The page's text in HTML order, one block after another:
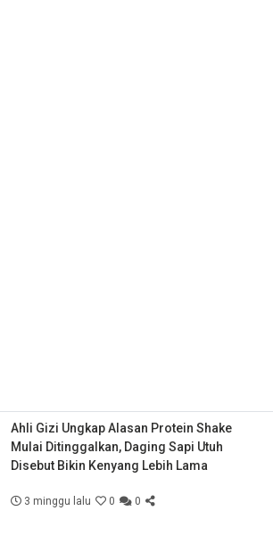
Ahli Gizi Ungkap Alasan Protein Shake
Mulai Ditinggalkan, Daging Sapi Utuh
Disebut Bikin Kenyang Lebih Lama
3 minggu lalu 0 0